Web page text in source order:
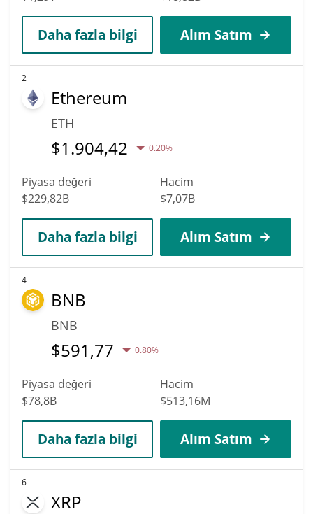
Daha fazla bilgi Alım Satım
2
Ethereum
ETH
$1.904,42 0.20%
Piyasa değeri
$229,82B
Hacim
$7,07B
Daha fazla bilgi Alım Satım
4
BNB
BNB
$591,77 0.80%
Piyasa değeri
$78,8B
Hacim
$513,16M
Daha fazla bilgi Alım Satım
6
XRP